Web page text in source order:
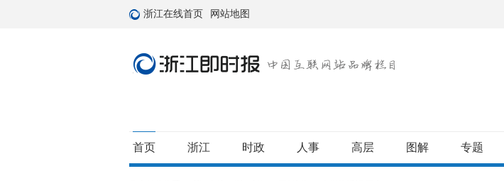
浙江在线首页 网站地图
首页 浙江 时政 人事 高层 图解 专题